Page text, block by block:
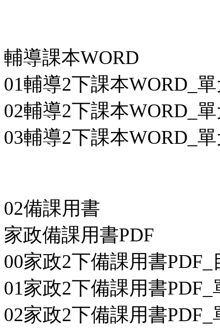
輔導課本WORD
01輔導2下課本WORD_
02輔導2下課本WORD_
03輔導2下課本WORD_
02備課用書
家政備課用書PDF
00家政2下備課用書PDF_
01家政2下備課用書
02家政2下備課用書